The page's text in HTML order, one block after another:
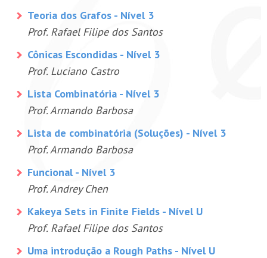
Teoria dos Grafos - Nível 3
Prof. Rafael Filipe dos Santos
Cônicas Escondidas - Nível 3
Prof. Luciano Castro
Lista Combinatória - Nível 3
Prof. Armando Barbosa
Lista de combinatória (Soluções) - Nível 3
Prof. Armando Barbosa
Funcional - Nível 3
Prof. Andrey Chen
Kakeya Sets in Finite Fields - Nível U
Prof. Rafael Filipe dos Santos
Uma introdução a Rough Paths - Nível U